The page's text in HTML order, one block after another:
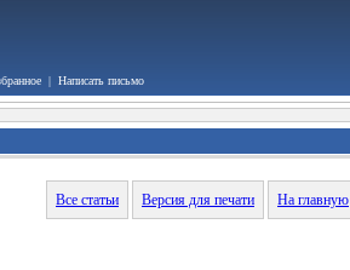
| Написать письмо
Все статьи Версия для печати На главную